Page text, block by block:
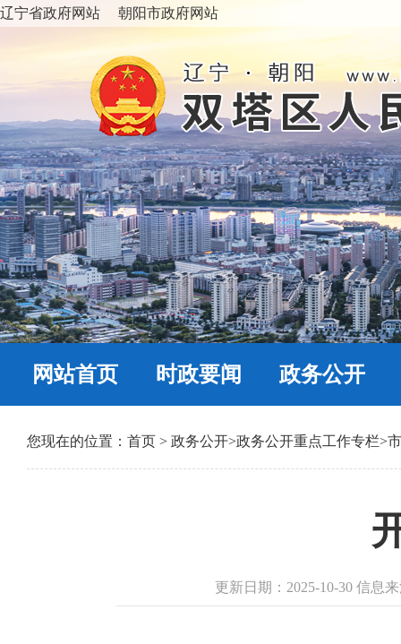
辽宁省政府网站 朝阳市政府网站
网站首页 时政要闻 政务公开
您现在的位置： 首页 > 政务公开>政务公开重点工作专栏>
更新日期：2025-10-30 信息